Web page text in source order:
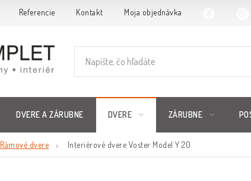
Referencie Kontakt Moja objednávka
DVERE A ZÁRUBNE DVERE ZÁRUBNE
Rámové dvere Interiérové dvere Voster Model Y 20